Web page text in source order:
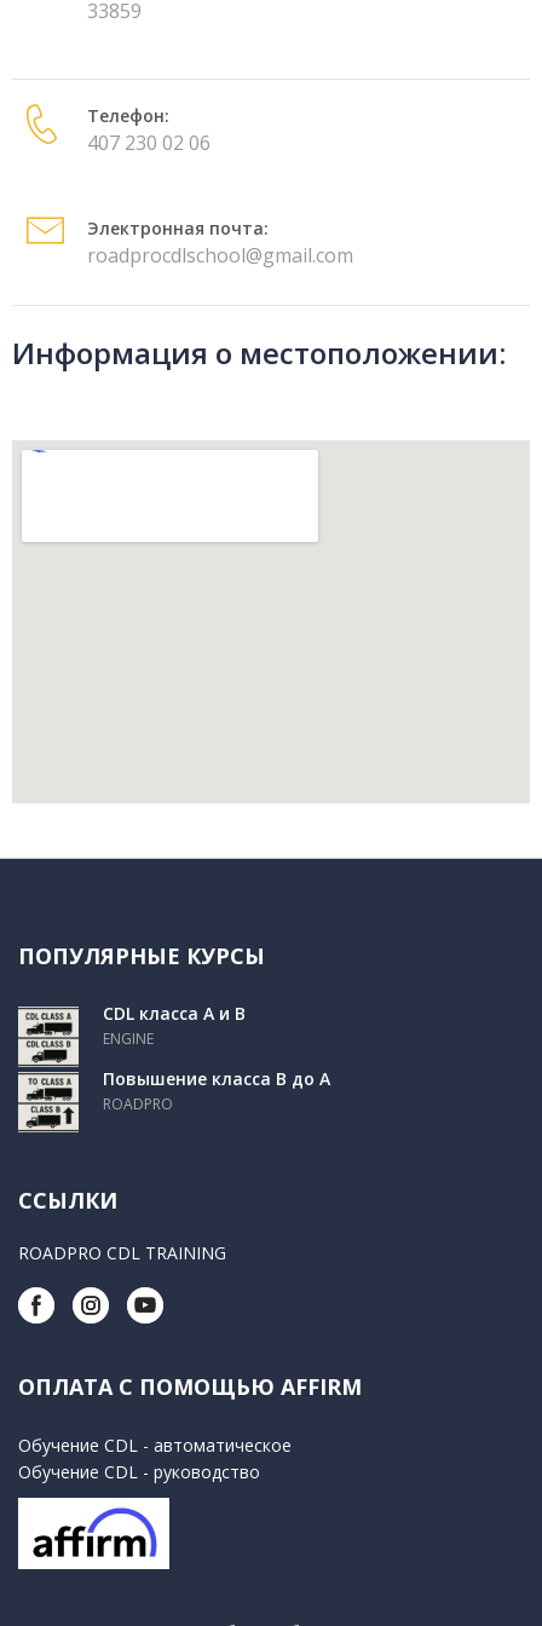
33859
Телефон:
407 230 02 06
Электронная почта:
roadprocdlschool@gmail.com
Информация о местоположении:
ПОПУЛЯРНЫЕ КУРСЫ
CDL класса A и B
ENGINE
Повышение класса B до A
ROADPRO
ССЫЛКИ
ROADPRO CDL TRAINING
ОПЛАТА С ПОМОЩЬЮ AFFIRM
Обучение CDL - автоматическое
Обучение CDL - руководство